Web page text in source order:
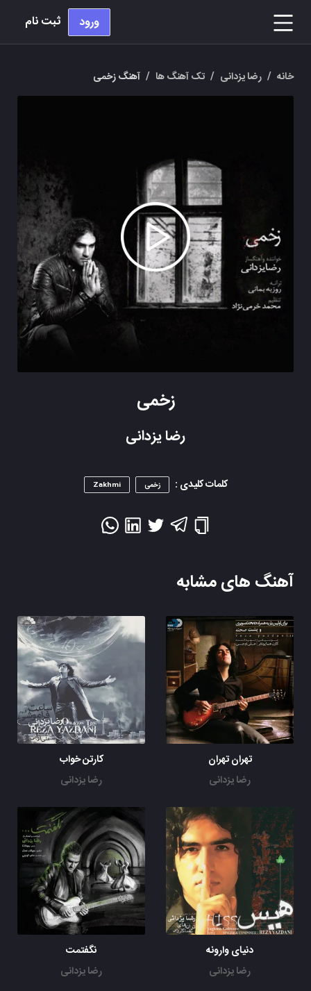
ورود ثبت نام
خانه / رضا یزدانی / تک آهنگ ها / آهنگ زخمی
زخمی
رضا یزدانی
کلمات کلیدی : زخمی Zakhmi
آهنگ های مشابه
تهران تهران
رضا یزدانی
کارتن خواب
رضا یزدانی
دنیای وارونه
رضا یزدانی
نگفتمت
رضا یزدانی